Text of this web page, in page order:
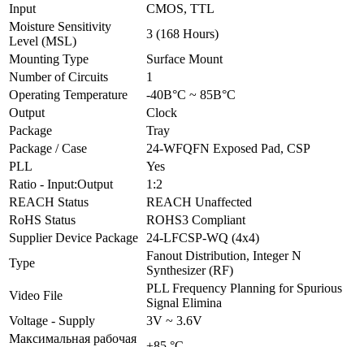
Input
CMOS, TTL
Moisture Sensitivity
Level (MSL)
3 (168 Hours)
Mounting Type
Surface Mount
Number of Circuits
1
Operating Temperature
-40В°C ~ 85В°C
Output
Clock
Package
Tray
Package / Case
24-WFQFN Exposed Pad, CSP
PLL
Yes
Ratio - Input:Output
1:2
REACH Status
REACH Unaffected
RoHS Status
ROHS3 Compliant
Supplier Device Package
24-LFCSP-WQ (4x4)
Type
Fanout Distribution, Integer N
Synthesizer (RF)
Video File
PLL Frequency Planning for Spurious
Signal Elimina
Voltage - Supply
3V ~ 3.6V
Максимальная рабочая